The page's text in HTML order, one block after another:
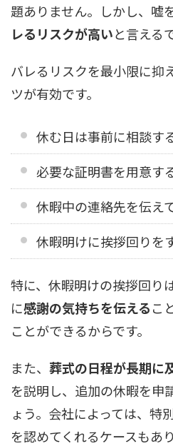
題ありません。しかし、嘘
レるリスクが高いと言える
バレるリスクを最小限に抑
ツが有効です。
休む日は事前に相談す
必要な証明書を用意す
休暇中の連絡先を伝え
休暇明けに挨拶回りを
特に、休暇明けの挨拶回り
に感謝の気持ちを伝えるこ
ことができるからです。
また、 葬式の日程が長期に
を説明し、追加の休暇を申
ょう。会社によっては、特
を認めてくれるケースもあり